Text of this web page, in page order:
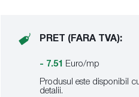
PRET (FARA TVA):
- 7.51 Euro/mp
Produsul este disponibil
detalii.